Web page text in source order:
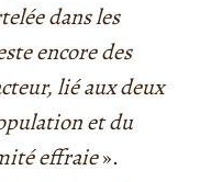
dans les
encore des
lié aux deux
et du
effraie».